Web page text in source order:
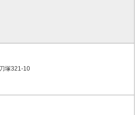
塚321-10